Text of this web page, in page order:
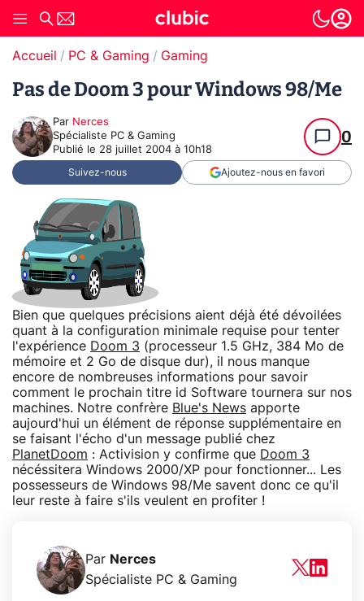
Accueil PC & Gaming Gaming
Pas de Doom 3 pour Windows 98/Me
Par Nerces
Spécialiste PC & Gaming
Publié le 28 juillet 2004 à 10h18
0
Suivez-nous Ajoutez-nous en favori
Bien que quelques précisions aient déjà été dévoilées
quant à la configuration minimale requise pour tenter
l'expérience Doom 3 (processeur 1.5 GHz, 384 Mo de
mémoire et 2 Go de disque dur), il nous manque
encore de nombreuses informations pour savoir
comment le prochain titre id Software tournera sur nos
machines. Notre confrère Blue's News apporte
aujourd'hui un élément de réponse supplémentaire en
se faisant l'écho d'un message publié chez
PlanetDoom : Activision y confirme que Doom 3
nécéssitera Windows 2000/XP pour fonctionner... Les
possesseurs de Windows 98/Me savent donc ce qu'il
leur reste à faire s'ils veulent en profiter !
Par Nerces
Spécialiste PC & Gaming